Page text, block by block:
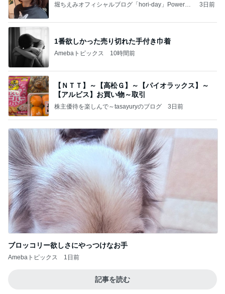
堀ちえみオフィシャルブログ「hori-day」Powered
3日前
1番欲しかった売り切れた手付き巾着
Amebaトピックス 10時間前
【ＮＴＴ】～【高松Ｇ】～【パイオラックス】～
【アルビス】お買い物～取引
株主優待を楽しんで～tasayuryのブログ 3日前
ブロッコリー欲しさにやっつけなお手
Amebaトピックス 1日前
記事を読む